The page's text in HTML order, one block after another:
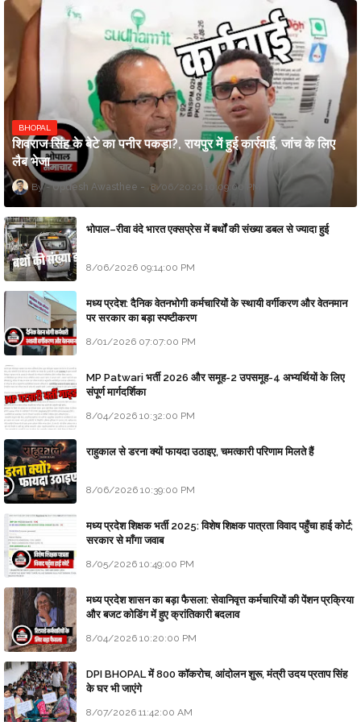
BHOPAL
शिवराज सिंह के बेटे का पनीर पकड़ा?, रायपुर में हुई कार्रवाई, जांच के लिए
लैब भेजा
Updesh Awasthee 8/06/2026 10:09:00 PM
भोपाल–रीवा वंदे भारत एक्सप्रेस में बर्थों की संख्या डबल से ज्यादा हुई
8/06/2026 09:14:00 PM
मध्य प्रदेश: दैनिक वेतनभोगी कर्मचारियों के स्थायी वर्गीकरण और वेतनमान
पर सरकार का बड़ा स्पष्टीकरण
8/01/2026 07:07:00 PM
MP Patwari भर्ती 2026 और समूह-2 उपसमूह-4 अभ्यर्थियों के लिए
संपूर्ण मार्गदर्शिका
8/04/2026 10:32:00 PM
राहुकाल से डरना क्यों फायदा उठाइए, चमत्कारी परिणाम मिलते हैं
8/06/2026 10:39:00 PM
मध्य प्रदेश शिक्षक भर्ती 2025: विशेष शिक्षक पात्रता विवाद पहुँचा हाई कोर्ट;
सरकार से माँगा जवाब
8/05/2026 10:49:00 PM
मध्य प्रदेश शासन का बड़ा फैसला: सेवानिवृत्त कर्मचारियों की पेंशन प्रक्रिया
और बजट कोडिंग में हुए क्रांतिकारी बदलाव
8/04/2026 10:20:00 PM
DPI BHOPAL में 800 कॉकरोच, आंदोलन शुरू, मंत्री उदय प्रताप सिंह
के घर भी जाएंगे
8/07/2026 11:42:00 AM